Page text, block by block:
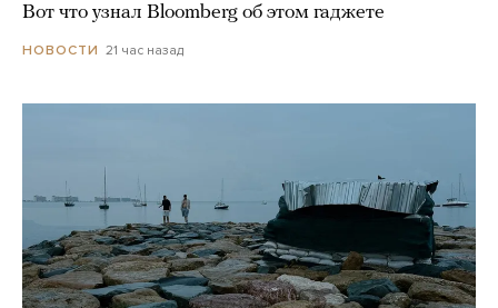
Вот что узнал Bloomberg об этом гаджете
НОВОСТИ 21 час назад